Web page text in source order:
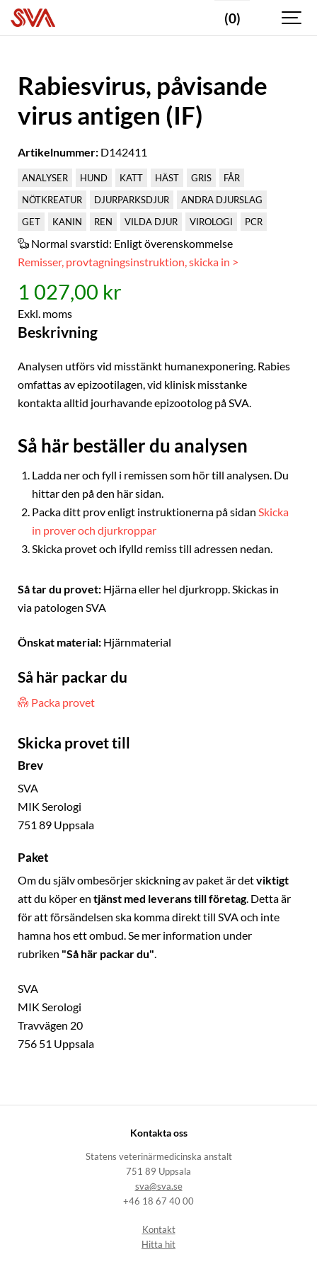
(0)
Rabiesvirus, påvisande
virus antigen (IF)
Artikelnummer: D142411
ANALYSER HUND KATT HÄST GRIS
FÅR
NÖTKREATUR
DJURPARKSDJUR
ANDRA DJURSLAG
GET
KANIN REN VILDA DJUR VIROLOGI PCR
Normal svarstid: Enligt överenskommelse
Remisser, provtagningsinstruktion, skicka in >
1 027,00 kr
Exkl. moms
Beskrivning
Analysen utförs vid misstänkt humanexponering. Rabies
omfattas av epizootilagen, vid klinisk misstanke
kontakta alltid jourhavande epizootolog på SVA.
Så här beställer du analysen
Ladda ner och fyll i remissen som hör till analysen. Du
hittar den på den här sidan.
Packa ditt prov enligt instruktionerna på sidan Skicka
in prover och djurkroppar
Skicka provet och ifylld remiss till adressen nedan.
Så tar du provet: Hjärna eller hel djurkropp. Skickas in
via patologen SVA
Önskat material: Hjärnmaterial
Så här packar du
Packa provet
Skicka provet till
Brev
SVA
MIK Serologi
751 89 Uppsala
Paket
Om du själv ombesörjer skickning av paket är detviktigt
att du köper en tjänst med leverans till företag. Detta är
för att försändelsen ska komma direkt till SVA och inte
hamna hos ett ombud. Se mer information under
rubriken "Så här packar du".
SVA
MIK Serologi
Travvägen 20
756 51 Uppsala
Kontakta oss
Statens veterinärmedicinska anstalt
751 89 Uppsala
sva@sva.se
+46 18 67 40 00
Kontakt
Hitta hit